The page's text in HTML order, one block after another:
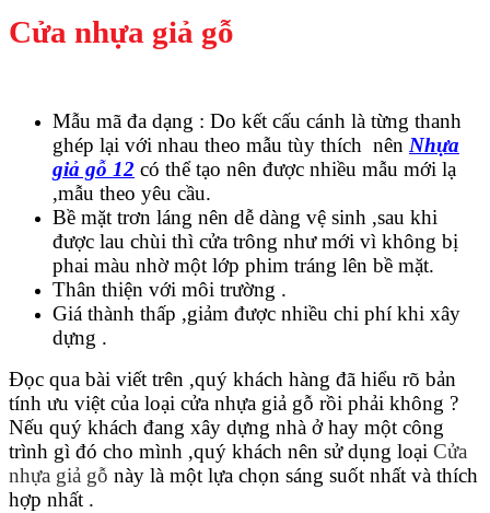
Hồ sơ năng lực
Cửa nhựa giả gỗ
Mẫu mã đa dạng : Do kết cấu cánh là từng thanh
ghép lại với nhau theo mẫu tùy thích nên Nhựa
giả gỗ 12 có thể tạo nên được nhiều mẫu mới lạ
,mẫu theo yêu cầu.
Bề mặt trơn láng nên dễ dàng vệ sinh ,sau khi
được lau chùi thì cửa trông như mới vì không bị
phai màu nhờ một lớp phim tráng lên bề mặt.
Thân thiện với môi trường .
Giá thành thấp ,giảm được nhiều chi phí khi xây
dựng .
Đọc qua bài viết trên ,quý khách hàng đã hiểu rõ bản
tính ưu việt của loại cửa nhựa giả gỗ rồi phải không ?
Nếu quý khách đang xây dựng nhà ở hay một công
trình gì đó cho mình ,quý khách nên sử dụng loại Cửa
nhựa giả gỗ này là một lựa chọn sáng suốt nhất và thích
hợp nhất .